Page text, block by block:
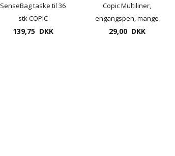
SenseBag taske til 36
stk COPIC
139,75 DKK
Copic Multiliner,
engangspen, mange
tykkelser. fra 0,05 til
29,00 DKK